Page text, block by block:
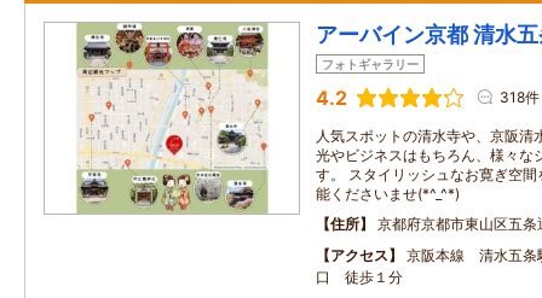
アーバイン京都 清水
フォトギャラリー
4.2 318件
人気スポットの清水寺や、京阪清
光やビジネスはもちろん、様々な
す。 スタイリッシュなお寛ぎ空
能くださいませ(*^_^*)
住所
京都府京都市東山区五
アクセス
京阪本線 清水五
口 徒歩１分